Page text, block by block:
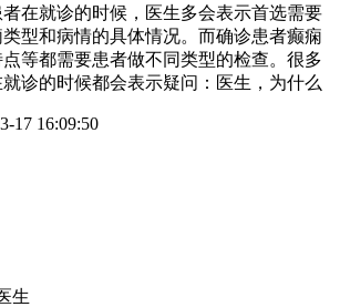
在就诊的时候，医生多会表示首选需要
型和病情的具体情况。而确诊患者癫痫
等都需要患者做不同类型的检查。很多
诊的时候都会表示疑问：医生，为什么
17 16:09:50
生